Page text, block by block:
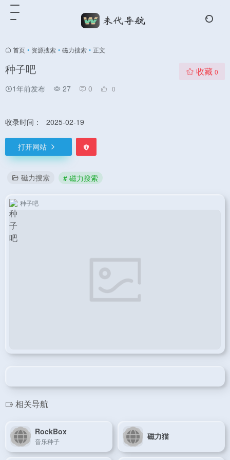
首页 • 资源搜索 • 磁力搜索 • 正文
种子吧
1年前发布 27 0 0
收藏 0
收录时间： 2025-02-19
打开网站
磁力搜索 # 磁力搜索
种子吧
相关导航
RockBox
音乐种子
磁力猫